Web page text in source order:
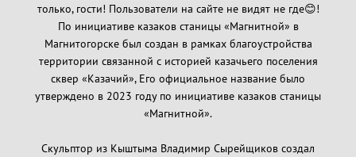
только, гости! Пользователи на сайте не видят не где😊!
По инициативе казаков станицы «Магнитной» в
Магнитогорске был создан в рамках благоустройства
территории связанной с историей казачьего поселения
сквер «Казачий», Его официальное название было
утверждено в 2023 году по инициативе казаков станицы
«Магнитной».
Скульптор из Кыштыма Владимир Сырейщиков создал